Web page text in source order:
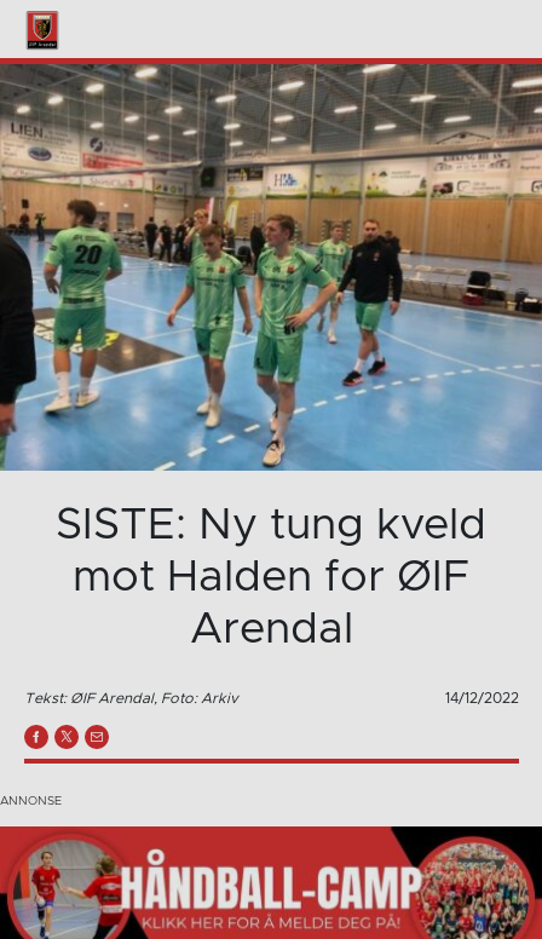
SISTE: Ny tung kveld
mot Halden for ØIF
Arendal
Tekst: ØIF Arendal, Foto: Arkiv 14/12/2022